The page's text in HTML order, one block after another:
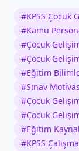
#KPSS Çocuk
#Kamu
#Çocuk
#Çocuk
#Eğitim
#Sınav
#Çocuk
#Çocuk
#Eğitim
#KPSS